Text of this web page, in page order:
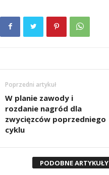
Poprzedni artykuł
W planie zawody i
rozdanie nagród dla
zwycięzców poprzedniego
cyklu
PODOBNE ARTYKUŁY